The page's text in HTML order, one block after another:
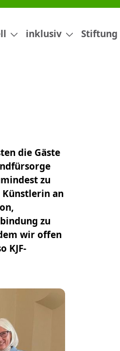
inklusiv
Stiftung
die Gäste
zu
an
zu
wir offen
KJF-